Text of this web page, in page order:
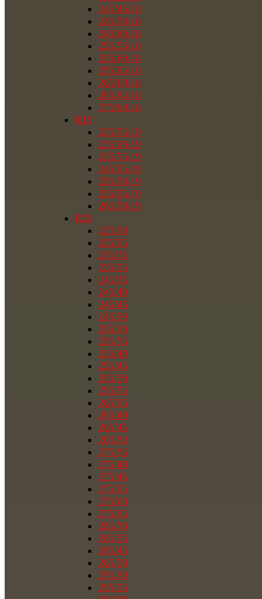
245/45/18
245/50/18
245/60/18
255/55/18
255/60/18
255/65/18
265/60/18
265/65/18
275/60/18
R19
225/55/19
235/50/19
235/55/19
245/55/19
255/50/19
255/55/19
265/50/19
R20
225/50
225/55
235/35
235/55
245/35
245/40
245/45
245/50
255/30
255/35
255/40
255/45
255/50
255/55
265/35
265/40
265/45
265/50
275/35
275/40
275/45
275/55
275/60
275/65
285/30
285/35
285/45
285/50
295/30
295/35